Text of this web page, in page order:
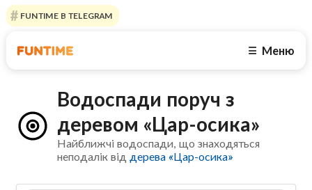
FUNTIME В TELEGRAM
☰ Меню
Водоспади поруч з
деревом «Цар-осика»
Найближчі водоспади, що знаходяться
неподалік від дерева «Цар-осика»